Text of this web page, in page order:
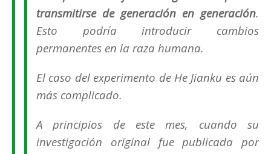
transmitirse de generación en generación.
Esto podría introducir cambios
permanentes en la raza humana.
El caso del experimento de He Jianku es aún
más complicado.
A principios de este mes, cuando su
investigación original fue publicada por